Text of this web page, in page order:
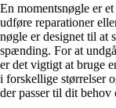
En momentsnøgle er
udføre reparationer
nøgle er designet til at
spænding. For at
er det vigtigt at bruge
i forskellige størrelser
der passer til dit